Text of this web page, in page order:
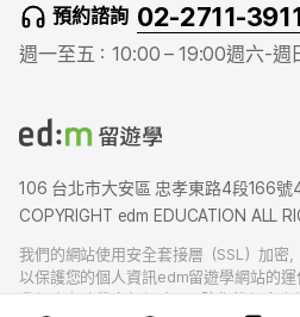
b
o
u
e
a
r
預約諮詢 02-2711-
週一至五：10:00 – 19:00週六-週
106 台北市大安區 忠孝東路4段166號
COPYRIGHT edm EDUCATION ALL
我們的網站使用安全套接層（SSL）加密，
以保護您的個人資訊edm留遊學網站的運
我們也有賠償責任保險，以防您的個人